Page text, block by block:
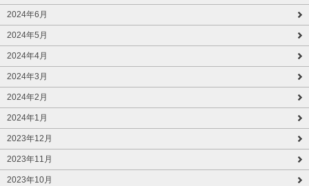
2024年6月
2024年5月
2024年4月
2024年3月
2024年2月
2024年1月
2023年12月
2023年11月
2023年10月